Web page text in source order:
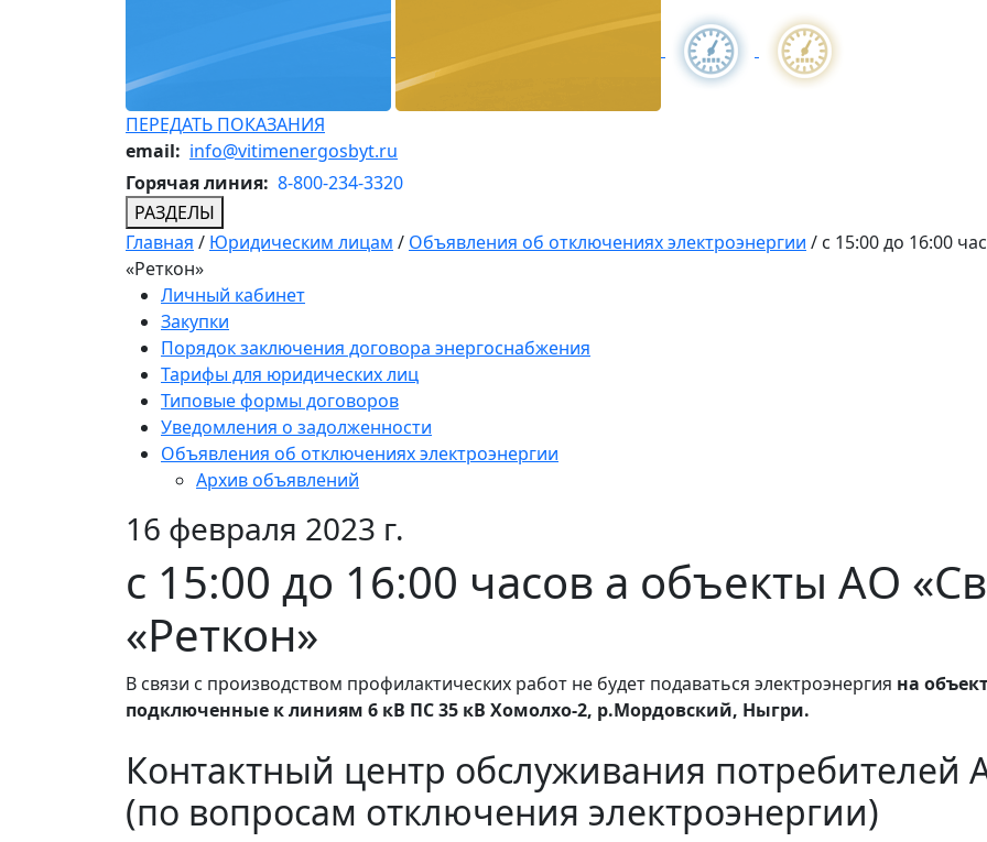
ПЕРЕДАТЬ ПОКАЗАНИЯ
email: info@vitimenergosbyt.ru
Горячая линия: 8-800-234-3320
РАЗДЕЛЫ
Главная / Юридическим лицам / Объявления об отключениях электроэнергии / с 15:00 до 16:00
«Реткон»
Личный кабинет
Закупки
Порядок заключения договора энергоснабжения
Тарифы для юридических лиц
Типовые формы договоров
Уведомления о задолженности
Объявления об отключениях электроэнергии
Архив объявлений
16 февраля 2023 г.
с 15:00 до 16:00 часов а объекты АО
«Реткон»
В связи с производством профилактических работ не будет подаваться электроэнергия на
подключенные к линиям 6 кВ ПС 35 кВ Хомолхо-2, р.Мордовский, Ныгри.
Контактный центр обслуживания потребителей
(по вопросам отключения электроэнергии)